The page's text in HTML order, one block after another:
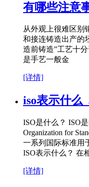
有哪些注意
从外观上很难区别
和接连铸造出产的
造前铸造”工艺十
是手艺一般金
[详情]
iso表示什么
ISO是什么？ ISO
Organization for
一系列国际标准用
ISO表示什么？ 在
[详情]